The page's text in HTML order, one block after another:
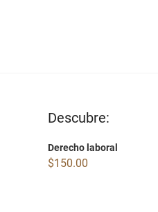
Descubre:
Derecho laboral
$150.00